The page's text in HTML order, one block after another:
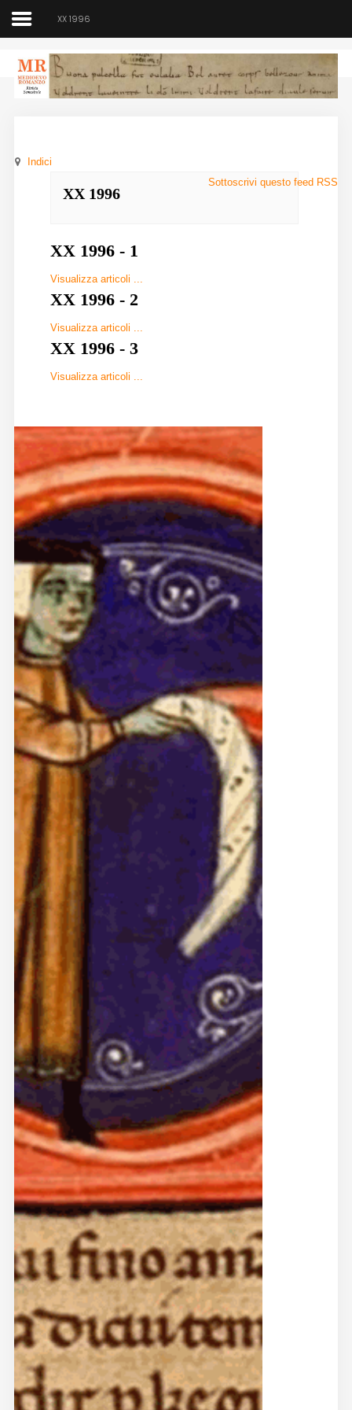
Medioevo Romanzo
Direzione
Indici
Seminario
Norme
Diffusione
Email:
direzione@medioevoromanzo.it
XX 1996
Indici
Sottoscrivi questo feed RSS
XX 1996
XX 1996 - 1
Visualizza articoli ...
XX 1996 - 2
Visualizza articoli ...
XX 1996 - 3
Visualizza articoli ...